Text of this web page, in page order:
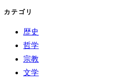
カテゴリ
歴史
哲学
宗教
文学